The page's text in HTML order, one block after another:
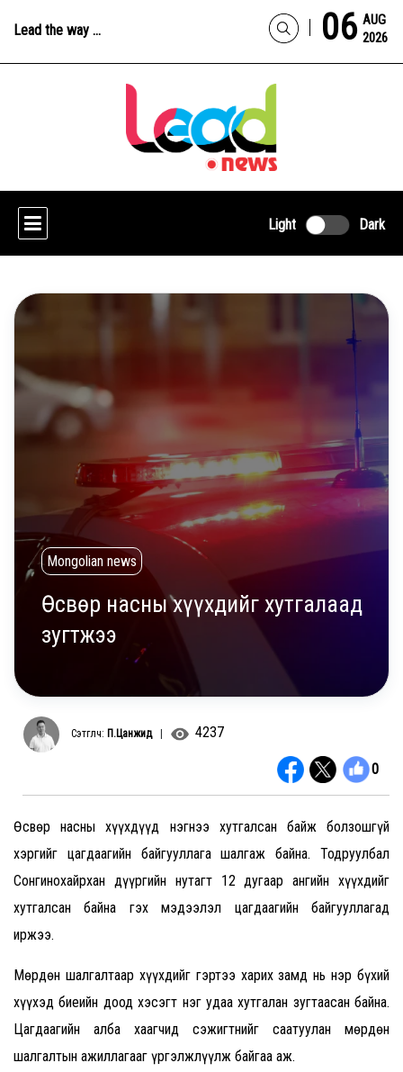
Lead the way ... 06 2026
AUG
Light Dark
Mongolian news
Өсвөр насны хүүхдийг хутгалаад
зугтжээ
Сэтгүүлч: П.Цанжид| 4237
0
Өсвөр насны хүүхдүүд нэгнээ хутгалсан байж болзошгүй
хэргийг цагдаагийн байгууллага шалгаж байна. Тодруулбал
Сонгинохайрхан дүүргийн нутагт 12 дугаар ангийн хүүхдийг
хутгалсан байна гэх мэдээлэл цагдаагийн байгууллагад
иржээ.
Мөрдөн шалгалтаар хүүхдийг гэртээ харих замд нь нэр бүхий
хүүхэд биеийн доод хэсэгт нэг удаа хутгалан зугтаасан байна.
Цагдаагийн алба хаагчид сэжигтнийг саатуулан мөрдөн
шалгалтын ажиллагааг үргэлжлүүлж байгаа аж.